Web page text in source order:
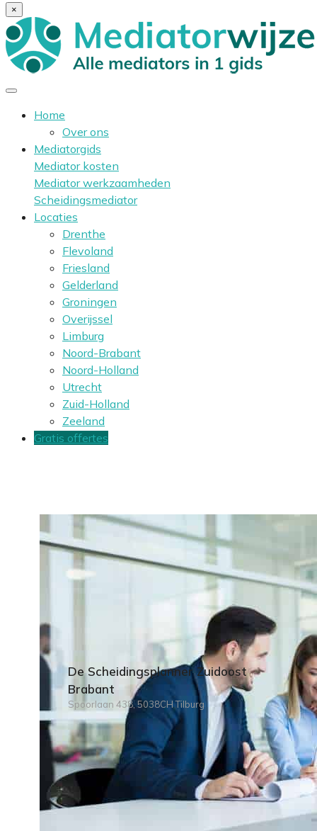
×
Home
Over ons
Mediatorgids
Mediator kosten
Mediator werkzaamheden
Scheidingsmediator
Locaties
Drenthe
Flevoland
Friesland
Gelderland
Groningen
Overijssel
Limburg
Noord-Brabant
Noord-Holland
Utrecht
Zuid-Holland
Zeeland
Gratis offertes
De Scheidingsplanner Zuidoost
Brabant
Spoorlaan 438, 5038CH Tilburg